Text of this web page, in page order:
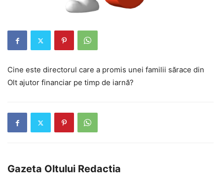
Cine este directorul care a promis unei familii sărace din
Olt ajutor financiar pe timp de iarnă?
Gazeta Oltului Redactia